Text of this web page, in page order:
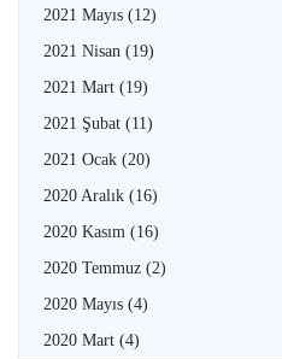
2021 Mayıs (12)
2021 Nisan (19)
2021 Mart (19)
2021 Şubat (11)
2021 Ocak (20)
2020 Aralık (16)
2020 Kasım (16)
2020 Temmuz (2)
2020 Mayıs (4)
2020 Mart (4)